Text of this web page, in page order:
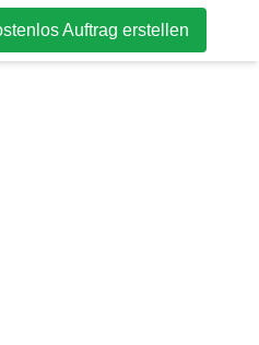
Auftrag erstellen